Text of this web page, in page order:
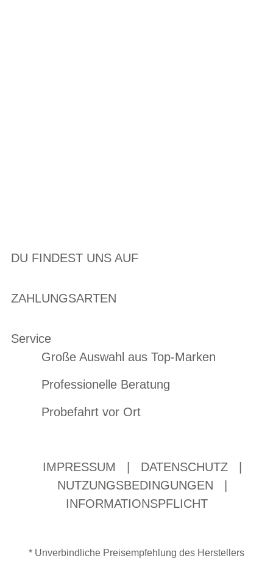
DU FINDEST UNS AUF
ZAHLUNGSARTEN
Service
Große Auswahl aus Top-Marken
Professionelle Beratung
Probefahrt vor Ort
IMPRESSUM DATENSCHUTZ
NUTZUNGSBEDINGUNGEN
INFORMATIONSPFLICHT
* Unverbindliche Preisempfehlung des Herstellers